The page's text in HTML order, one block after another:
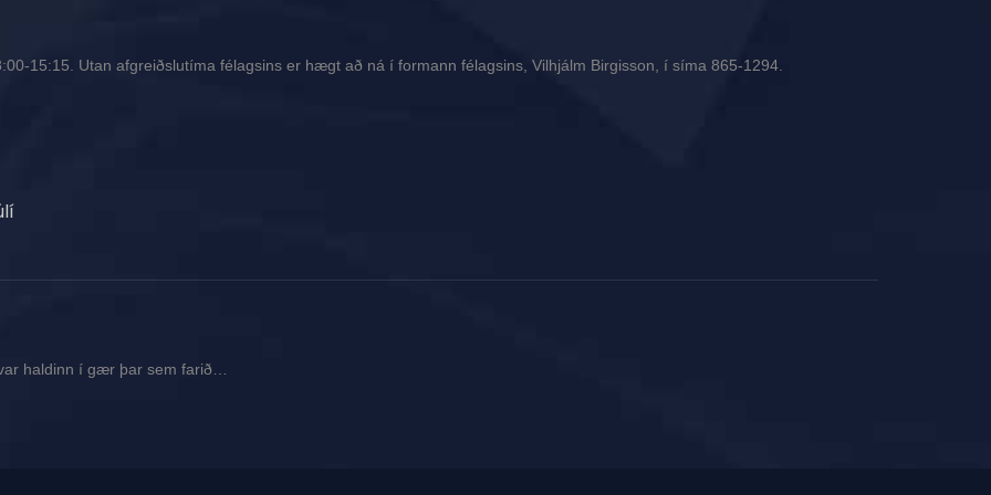
15:15. Utan afgreiðslutíma félagsins er hægt að ná í formann félagsins, Vilhjálm Birgisson, í síma 865-1294.
haldinn í gær þar sem farið…